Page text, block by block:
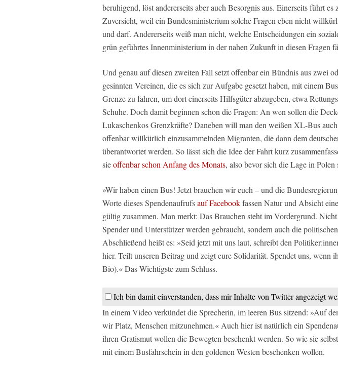
beruhigend, löst andererseits aber auch Besorgnis aus. Einerseits führt es
Zuversicht, weil ein Bundesministerium solche Fragen eben nicht
und darf. Andererseits weiß man nicht, welche Entscheidungen ein
grün geführtes Innenministerium in der nahen Zukunft in diesen Fragen
Und genau auf diesen zweiten Fall setzt offenbar ein Bündnis aus zwei
gesinnten Vereinen, die es sich zur Aufgabe gesetzt haben, mit einem
Grenze zu fahren, um dort einerseits Hilfsgüter abzugeben, etwa
Schuhe. Doch damit beginnen schon die Fragen: An wen sollen die
Lukaschenkos Grenzkräfte? Daneben will man den weißen XL-Bus
offenbar willkürlich einzusammelnden Migranten, die dann dem
überantwortet werden. So lässt sich die Idee der Fahrt kurz
sieoffenbar schon Anfang des Monats, also bevor sich die Lage in Polen
»Wir haben einen Bus! Jetzt brauchen wir euch – und die
Worte dieses Spendenaufrufsauf Facebookfassen Natur und Absicht
gültig zusammen. Man merkt: Das Brauchen steht im Vordergrund.
Spender und Unterstützer werden gebraucht, sondern auch die
Abschließend heißt es: »Seid jetzt mit uns laut, schreibt den
hier. Teilt unseren Beitrag und zeigt eure Solidarität. Spendet uns, wenn
Bio).« Das Wichtigste zum Schluss.
Ich bin damit einverstanden, dass mir Inhalte von Twitter angezeigt
In einem Video verkündet die Sprecherin, im leeren Bus sitzend: »Auf
wir Platz, Menschen mitzunehmen.« Auch hier ist natürlich ein
ihren Gratismut wollen die Bewegten beschenkt werden. So wie sie
mit einem Busfahrschein in den goldenen Westen beschenken wollen.